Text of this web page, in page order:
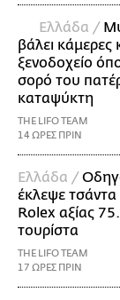
Ελλάδα /
βάλει κάμερες
ξενοδοχείο
σορό του
καταψύκτη
THE LIFO TEAM
14 ΩΡΕΣ ΠΡΙΝ
Ελλάδα /
έκλεψε τσάντα
Rolex αξίας
τουρίστα
THE LIFO TEAM
17 ΩΡΕΣ ΠΡΙΝ